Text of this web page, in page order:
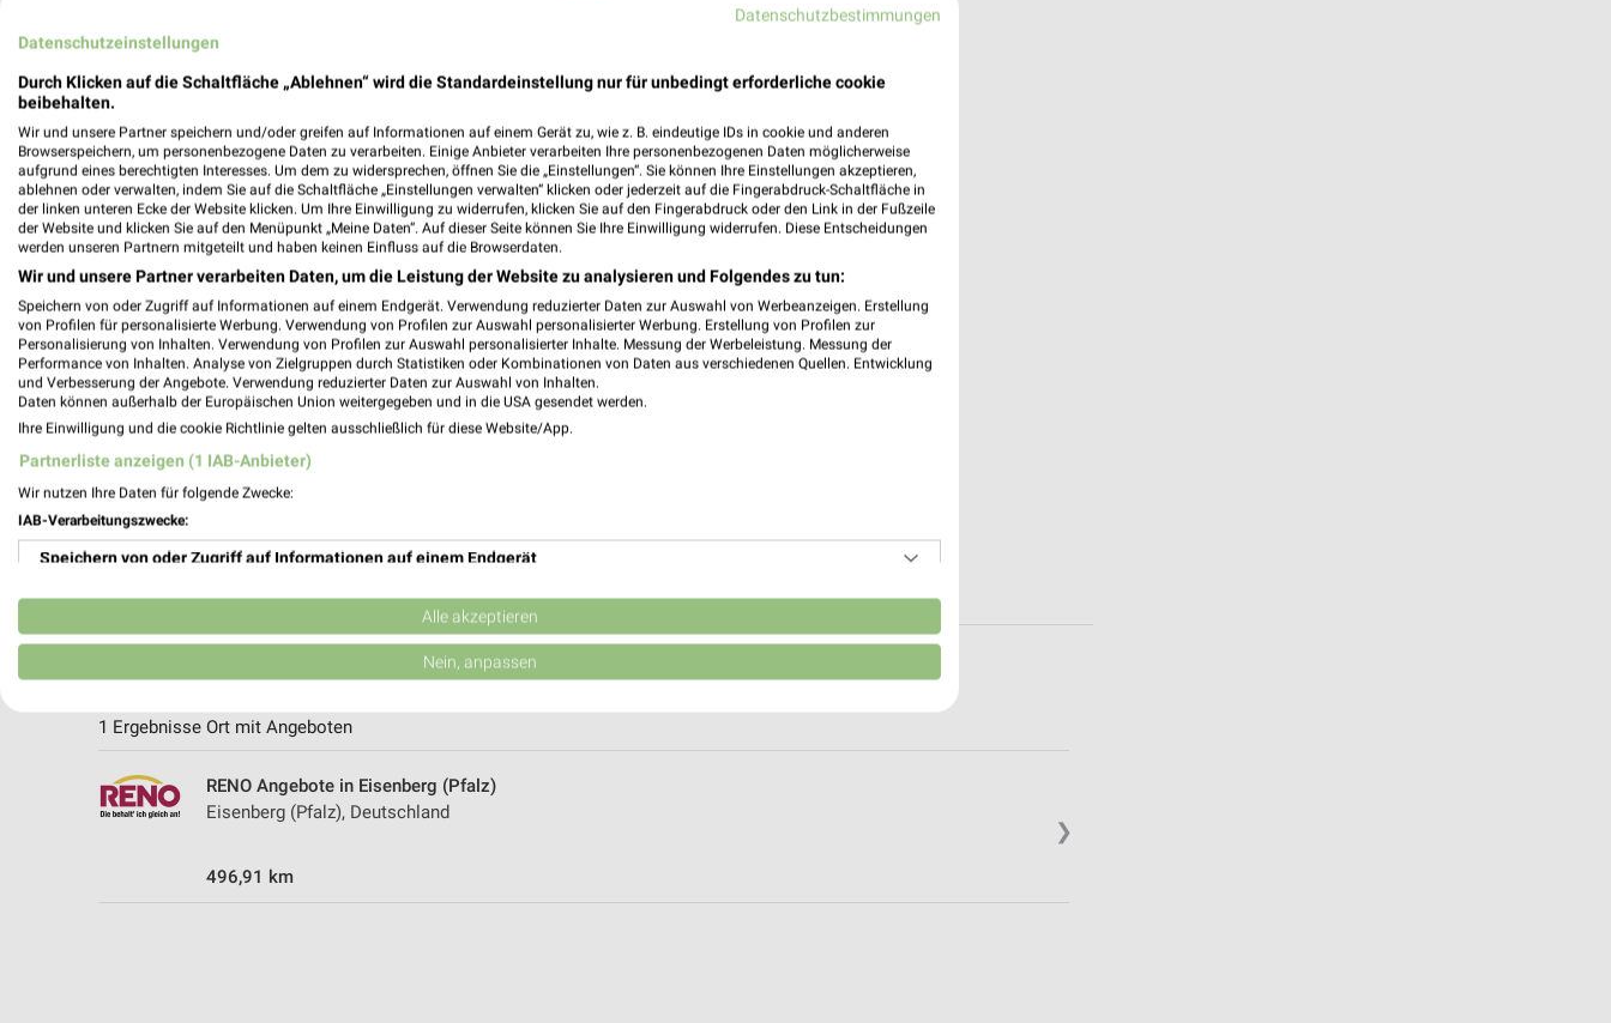
weekli - Prospekte & Angebote App
Alle RENO Angebote immer griffbereit – mit der kostenlosen weekli App für iOS & Android.
✔Standortgenaue Angebote
✔Folge deinem Lieblingshändler
✔Push-Benachrichtigungen bei neuen Prospekten
✔Einkaufsliste - Einkauf stressfrei planen
Nutze weekli auch mobil – App jetzt laden oder QR-Code scannen.
Weitere RENO Geschäfte mit Angeboten in und um Ludwigshafen (Rhein)
1 Ergebnisse Ort mit Angeboten
❯
RENO Angebote in Eisenberg (Pfalz)
Eisenberg (Pfalz), Deutschland
496,91 km
Datenschutzbestimmungen
Datenschutzeinstellungen
Durch Klicken auf die Schaltfläche „Ablehnen“ wird die Standardeinstellung nur für unbedingt erforderliche cookie
beibehalten.
Wir und unsere Partner speichern und/oder greifen auf Informationen auf einem Gerät zu, wie z. B. eindeutige IDs in cookie und anderen
Browserspeichern, um personenbezogene Daten zu verarbeiten. Einige Anbieter verarbeiten Ihre personenbezogenen Daten möglicherweise
aufgrund eines berechtigten Interesses. Um dem zu widersprechen, öffnen Sie die „Einstellungen“. Sie können Ihre Einstellungen akzeptieren,
ablehnen oder verwalten, indem Sie auf die Schaltfläche „Einstellungen verwalten“ klicken oder jederzeit auf die Fingerabdruck-Schaltfläche in
der linken unteren Ecke der Website klicken. Um Ihre Einwilligung zu widerrufen, klicken Sie auf den Fingerabdruck oder den Link in der Fußzeile
der Website und klicken Sie auf den Menüpunkt „Meine Daten“. Auf dieser Seite können Sie Ihre Einwilligung widerrufen. Diese Entscheidungen
werden unseren Partnern mitgeteilt und haben keinen Einfluss auf die Browserdaten.
Wir und unsere Partner verarbeiten Daten, um die Leistung der Website zu analysieren und Folgendes zu tun:
Speichern von oder Zugriff auf Informationen auf einem Endgerät. Verwendung reduzierter Daten zur Auswahl von Werbeanzeigen. Erstellung
von Profilen für personalisierte Werbung. Verwendung von Profilen zur Auswahl personalisierter Werbung. Erstellung von Profilen zur
Personalisierung von Inhalten. Verwendung von Profilen zur Auswahl personalisierter Inhalte. Messung der Werbeleistung. Messung der
Performance von Inhalten. Analyse von Zielgruppen durch Statistiken oder Kombinationen von Daten aus verschiedenen Quellen. Entwicklung
und Verbesserung der Angebote. Verwendung reduzierter Daten zur Auswahl von Inhalten.
Daten können außerhalb der Europäischen Union weitergegeben und in die USA gesendet werden.
Ihre Einwilligung und die cookie Richtlinie gelten ausschließlich für diese Website/App.
Partnerliste anzeigen (1 IAB-Anbieter)
Wir nutzen Ihre Daten für folgende Zwecke:
IAB-Verarbeitungszwecke:
Speichern von oder Zugriff auf Informationen auf einem Endgerät
Verwendung reduzierter Daten zur Auswahl von Werbeanzeigen
Erstellung von Profilen für personalisierte Werbung
Verwendung von Profilen zur Auswahl personalisierter Inhalte
Alle akzeptieren
Nein, anpassen